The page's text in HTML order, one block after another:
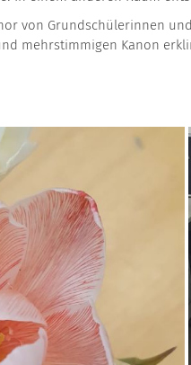
von Grundschülerinnen
mehrstimmigen Kanon